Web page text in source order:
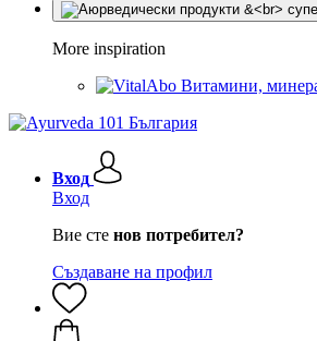
More inspiration
Витамини,
Вход
Вход
Вие сте нов потребител?
Създаване на профил